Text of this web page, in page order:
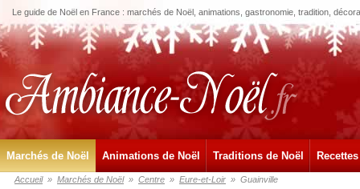
Le guide de Noël en France : marchés de Noël, animations, gastronomie, tradition,
Marchés de Noël Animations de Noël Traditions de Noël
Accueil » Marchés de Noël » Centre » Eure-et-Loir » Guainville